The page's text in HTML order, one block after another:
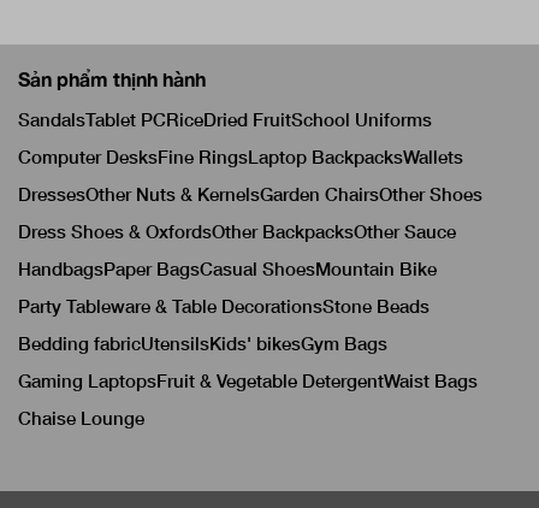
Sản phẩm thịnh hành
SandalsTablet PCRiceDried FruitSchool Uniforms
Computer DesksFine RingsLaptop BackpacksWallets
DressesOther Nuts & KernelsGarden ChairsOther Shoes
Dress Shoes & OxfordsOther BackpacksOther Sauce
HandbagsPaper BagsCasual ShoesMountain Bike
Party Tableware & Table DecorationsStone Beads
Bedding fabricUtensilsKids' bikesGym Bags
Gaming LaptopsFruit & Vegetable DetergentWaist Bags
Chaise Lounge